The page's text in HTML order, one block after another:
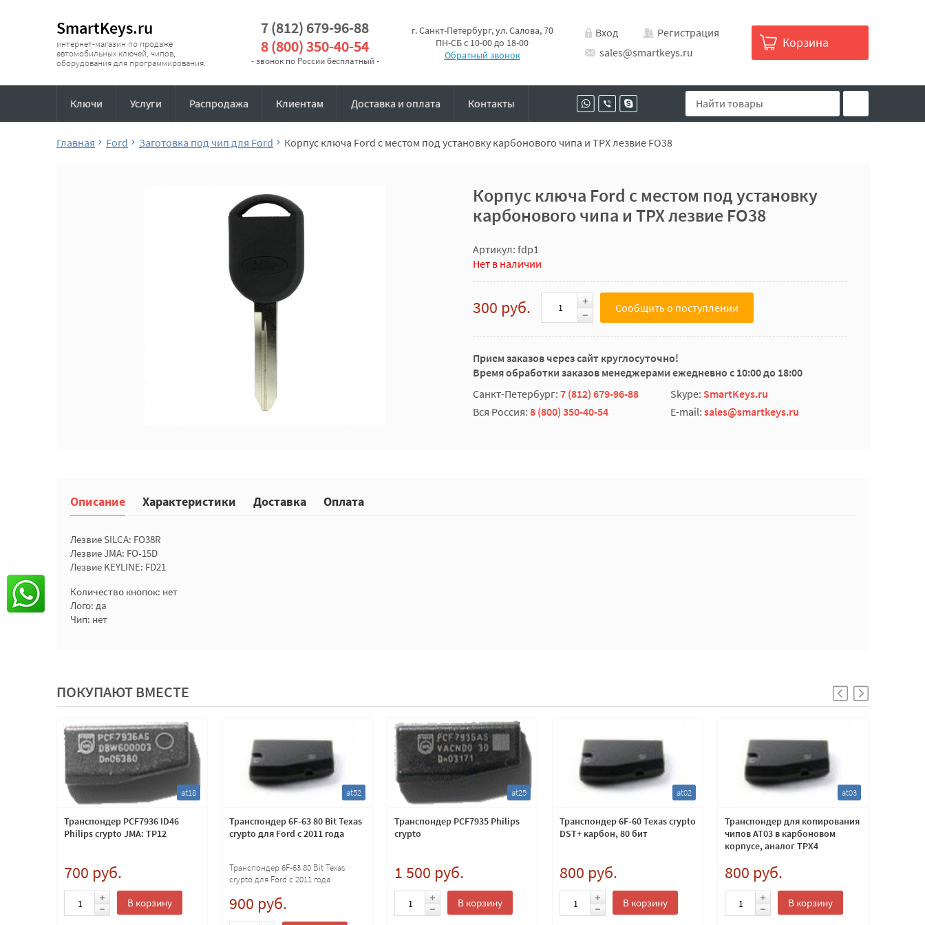
SmartKeys.ru
интернет-магазин по продаже
автомобильных ключей, чипов,
оборудования для программирования.
7 (812) 679-96-88
8 (800) 350-40-54
- звонок по России бесплатный -
г. Санкт-Петербург, ул. Салова, 70
ПН-СБ с 10-00 до 18-00
Обратный звонок
Вход
Регистрация
sales@smartkeys.ru
Корзина
Ключи Услуги Распродажа Клиентам Доставка и оплата Контакты
Главная Ford Заготовка под чип для Ford Корпус ключа Ford с местом под установку карбонового чипа и TPX лезвие FO38
Корпус ключа Ford с местом под установку
карбонового чипа и TPX лезвие FO38
Артикул: fdp1
Нет в наличии
300 руб. Сообщить о поступлении
Прием заказов через сайт круглосуточно!
Время обработки заказов менеджерами ежедневно с 10:00 до 18:00
Санкт-Петербург: 7 (812) 679-96-88 Skype: SmartKeys.ru
Вся Россия: 8 (800) 350-40-54 E-mail: sales@smartkeys.ru
Описание Характеристики Доставка Оплата
Лезвие SILCA: FO38R
Лезвие JMA: FO-15D
Лезвие KEYLINE: FD21
Количество кнопок: нет
Лого: да
Чип: нет
ПОКУПАЮТ ВМЕСТЕ
at18
Транспондер PCF7936 ID46
Philips crypto JMA: TP12
700 руб.
В корзину
at52
Транспондер 6F-63 80 Bit Texas
crypto для Ford с 2011 года
Транспондер 6F-63 80 Bit Texas
crypto для Ford с 2011 года
900 руб.
at25
Транспондер PCF7935 Philips
crypto
1 500 руб.
В корзину
at02
Транспондер 6F-60 Texas crypto
DST+ карбон, 80 бит
800 руб.
В корзину
at03
Транспондер для копирования
чипов AT03 в карбоновом
корпусе, аналог TPX4
800 руб.
В корзину